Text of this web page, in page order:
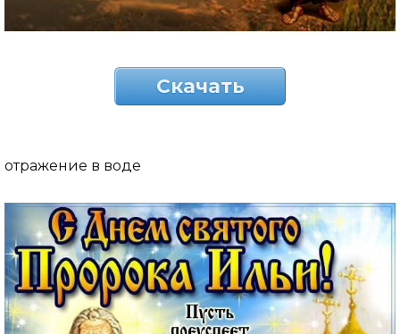
Скачать
отражение в воде